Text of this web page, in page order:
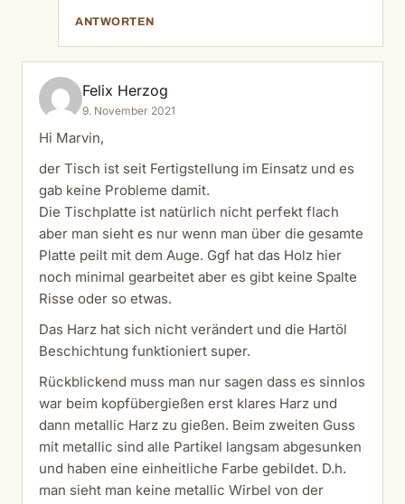
ANTWORTEN
Felix Herzog
9. November 2021
Hi Marvin,
der Tisch ist seit Fertigstellung im Einsatz und es
gab keine Probleme damit.
Die Tischplatte ist natürlich nicht perfekt flach
aber man sieht es nur wenn man über die gesamte
Platte peilt mit dem Auge. Ggf hat das Holz hier
noch minimal gearbeitet aber es gibt keine Spalte
Risse oder so etwas.
Das Harz hat sich nicht verändert und die Hartöl
Beschichtung funktioniert super.
Rückblickend muss man nur sagen dass es sinnlos
war beim kopfübergießen erst klares Harz und
dann metallic Harz zu gießen. Beim zweiten Guss
mit metallic sind alle Partikel langsam abgesunken
und haben eine einheitliche Farbe gebildet. D.h.
man sieht man keine metallic Wirbel von der